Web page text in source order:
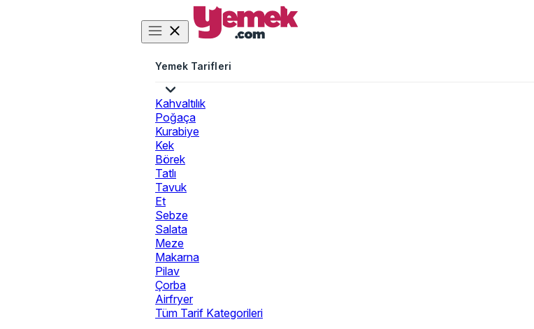
Yemek Tarifleri
Kahvaltılık
Poğaça
Kurabiye
Kek
Börek
Tatlı
Tavuk
Et
Sebze
Salata
Meze
Makarna
Pilav
Çorba
Airfryer
Tüm Tarif Kategorileri